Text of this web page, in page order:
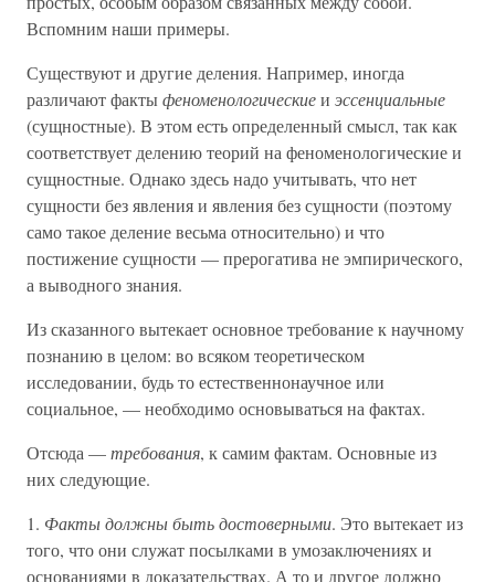
Вспомним наши примеры.
Существуют и другие деления. Например, иногда
различают фактыфеноменологическиеи эссенциальные
(сущностные). В этом есть определенный смысл, так как
соответствует делению теорий на феноменологические и
сущностные. Однако здесь надо учитывать, что нет
сущности без явления и явления без сущности (поэтому
само такое деление весьма относительно) и что
постижение сущности — прерогатива не эмпирического,
а выводного знания.
Из сказанного вытекает основное требование к научному
познанию в целом: во всяком теоретическом
исследовании, будь то естественнонаучное или
социальное, — необходимо основываться на фактах.
Отсюда —требования, к самим фактам. Основные из
них следующие.
1. Факты должны быть достоверными. Это вытекает из
того, что они служат посылками в умозаключениях и
основаниями в доказательствах. А то и другое должно